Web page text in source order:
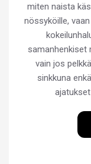
miten naista
nössyköille,
samanhenkiset
vain jos
sinkkuna